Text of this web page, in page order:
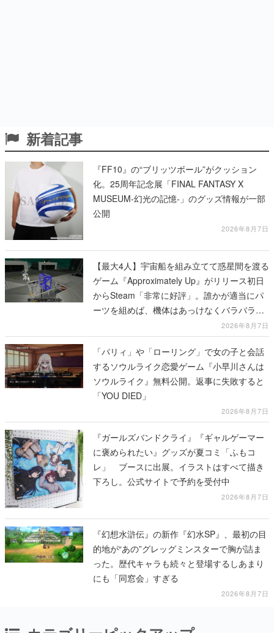
新着記事
『FF10』の“ブリッツボール”がクッション
化。25周年記念展「FINAL FANTASY X
MUSEUM-幻光の記憶-」のグッズ情報が一部
公開
2026年8月7日
【最大4人】宇宙船を組み立てて惑星間を渡る
ゲーム『Approximately Up』がリリース初日
からSteam「非常に好評」。誰かが適当にパ
ーツを組めば、機体はあっけなくバラバラに
2026年8月7日
「パリィ」や「ローリング」で女の子と会話
するソウルライク恋愛ゲーム『小早川さんは
ソウルライク』無料公開。返事に失敗すると
「YOU DIED」
2026年8月7日
『ガールズバンドクライ』『ギャルゲーマー
に褒められたい』グッズが夏コミ「ふもコ
レ」 ブースに出展。イラストはすべて描き
下ろし。公式サイトで予約を受付中
2026年8月7日
『幻想水滸伝』の新作『幻水SP』、最初の目
的地が“あの”グレッグミンスターで胸が詰ま
った。歴代キャラも続々と登場するしあまり
にも「同窓会」すぎる
2026年8月7日